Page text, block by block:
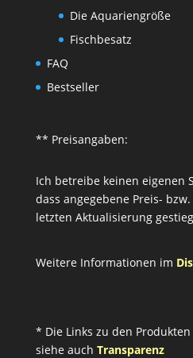
Die Aquariengröße
Fischbesatz
FAQ
Bestseller
** Preisangaben:
Ich betreibe keinen eigenen
dass angegebene Preis-
letzten Aktualisierung
Weitere Informationen im
* Die Links zu den
siehe auch Transparenz